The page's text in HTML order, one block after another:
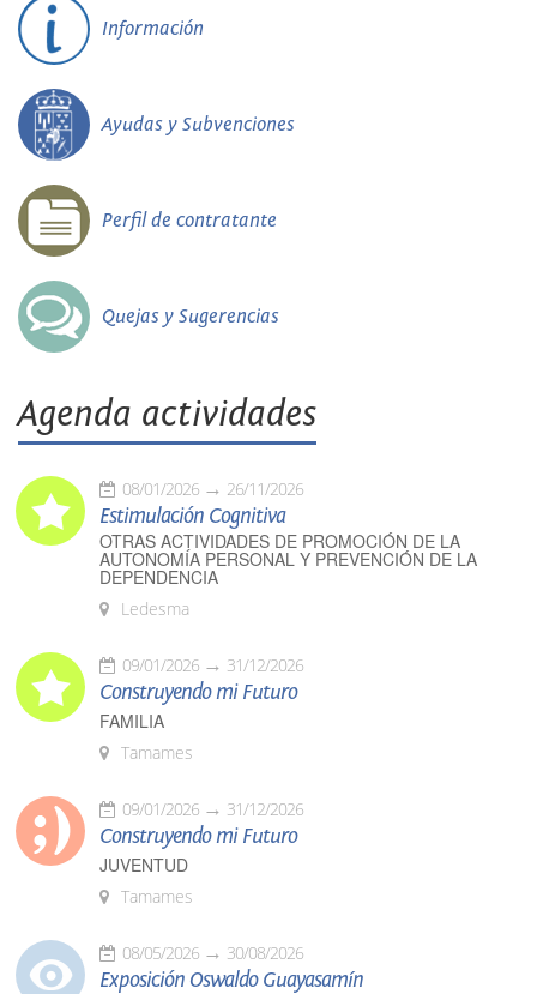
Información
Ayudas y Subvenciones
Perfil de contratante
Quejas y Sugerencias
Agenda actividades
08/01/2026 26/11/2026
Estimulación Cognitiva
OTRAS ACTIVIDADES DE PROMOCIÓN DE LA
AUTONOMÍA PERSONAL Y PREVENCIÓN DE LA
DEPENDENCIA
Ledesma
09/01/2026 31/12/2026
Construyendo mi Futuro
FAMILIA
Tamames
09/01/2026 31/12/2026
Construyendo mi Futuro
JUVENTUD
Tamames
08/05/2026 30/08/2026
Exposición Oswaldo Guayasamín